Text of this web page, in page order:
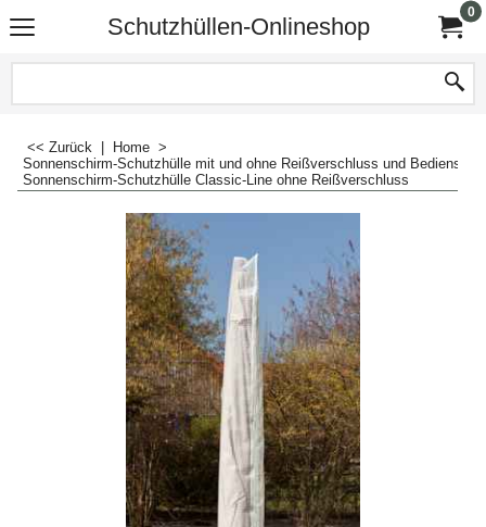
Schutzhüllen-Onlineshop
0
<< Zurück Home >
Sonnenschirm-Schutzhülle mit und ohne Reißverschluss und Bedienstab
Sonnenschirm-Schutzhülle Classic-Line ohne Reißverschluss